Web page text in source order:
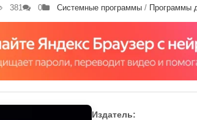
381 0 Системные программы / Программы
Издатель: